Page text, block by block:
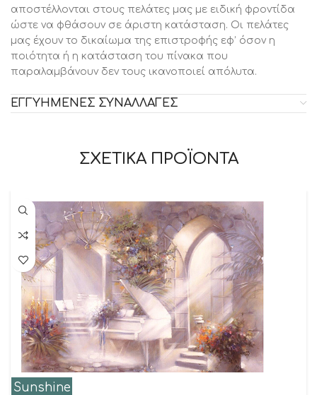
αποστέλλονται στους πελάτες μας με ειδική φροντίδα
ώστε να φθάσουν σε άριστη κατάσταση. Οι πελάτες
μας έχουν το δικαίωμα της επιστροφής εφ’ όσον η
ποιότητα ή η κατάσταση του πίνακα που
παραλαμβάνουν δεν τους ικανοποιεί απόλυτα.
ΕΓΓΥΗΜΕΝΕΣ ΣΥΝΑΛΛΑΓΕΣ
ΣΧΕΤΙΚΑ ΠΡΟΪΟΝΤΑ
Sunshine